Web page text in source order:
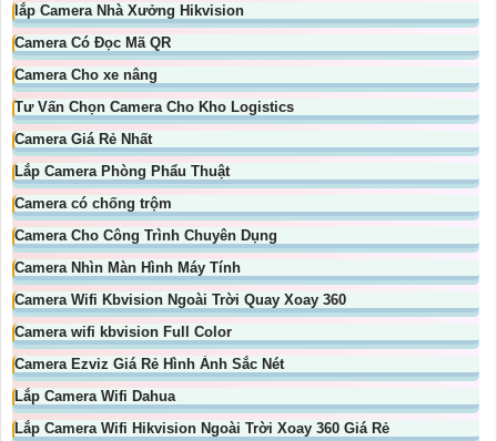
lắp Camera Nhà Xưởng Hikvision
Camera Có Đọc Mã QR
Camera Cho xe nâng
Tư Vấn Chọn Camera Cho Kho Logistics
Camera Giá Rẻ Nhất
Lắp Camera Phòng Phẩu Thuật
Camera có chống trộm
Camera Cho Công Trình Chuyên Dụng
Camera Nhìn Màn Hình Máy Tính
Camera Wifi Kbvision Ngoài Trời Quay Xoay 360
Camera wifi kbvision Full Color
Camera Ezviz Giá Rẻ Hình Ảnh Sắc Nét
Lắp Camera Wifi Dahua
Lắp Camera Wifi Hikvision Ngoài Trời Xoay 360 Giá Rẻ